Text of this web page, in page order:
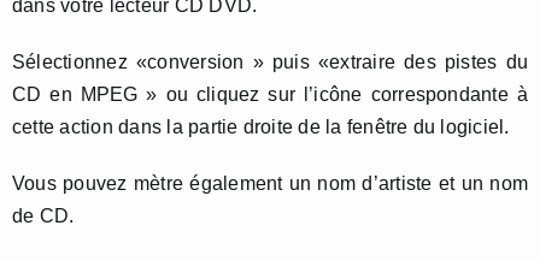
dans votre lecteur CD DVD.
Sélectionnez «conversion » puis «extraire des pistes du
CD en MPEG » ou cliquez sur l’icône correspondante à
cette action dans la partie droite de la fenêtre du logiciel.
Vous pouvez mètre également un nom d’artiste et un nom
de CD.